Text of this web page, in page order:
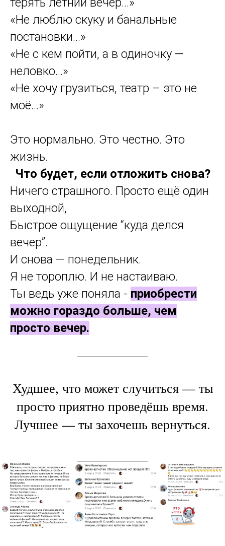
сказать…
«Да ну, лучше просто посидим с
девчонками в кафе…»
«Слишком устаю — вечер в театре
звучит напряжно…»
«А если будет скучно? Не хочется
«Не люблю скуку и банальные
постановки…»
«Не с кем пойти, а в одиночку —
неловко…»
«Не хочу грузиться, театр – это не
моё…»
Это нормально. Это честно. Это
жизнь.
Что будет, если отложить снова?
Ничего страшного. Просто ещё один
выходной,
И снова — понедельник.
Я не тороплю. И не настаиваю.
Ты ведь уже поняла -приобрести
Худшее, что может случиться — ты
просто приятно проведёшь время.